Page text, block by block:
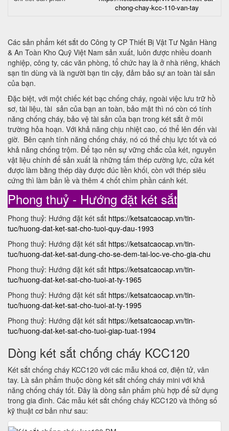
chong-chay-kcc-110-van-tay
Các sản phẩm két sắt do Công ty CP Thiết Bị Vật Tư Ngân Hàng
& An Toàn Kho Quỹ Việt Nam sản xuất, luôn được nhiều doanh
nghiệp, công ty, các văn phòng, tổ chức hay là ở nhà riêng, khách
sạn tin dùng và là người bạn tin cậy, đảm bảo sự an toàn tài sản
của bạn.
Đặc biệt, với một chiếc két bạc chống cháy, ngoài việc lưu trữ hồ
sơ, tài liệu, tài sản của bạn an toàn, bảo mật thì nó còn có tính
năng chống cháy, bảo vệ tài sản của bạn trong két sắt ở môi
trường hỏa hoạn. Với khả năng chịu nhiệt cao, có thể lên đến vài
giờ. Bên cạnh tính năng chống cháy, nó có thể chịu lực tốt và có
khả năng chống trộm. Để tạo nên sự vững chắc của két, nguyên
vật liệu chính để sản xuất là những tấm thép cường lực, cửa két
được làm bằng thép dày được đúc liền khối, còn với thép siêu
cứng thì làm bản lề và thêm 4 chốt chìm phần cánh két.
Phong thuỷ - Hướng đặt két sắt
Phong thuỷ: Hướng đặt két sắt https://ketsatcaocap.vn/tin-
tuc/huong-dat-ket-sat-cho-tuoi-quy-dau-1993
Phong thuỷ: Hướng đặt két sắt https://ketsatcaocap.vn/tin-
tuc/huong-dat-ket-sat-dung-cho-se-dem-tai-loc-ve-cho-gia-chu
Phong thuỷ: Hướng đặt két sắt https://ketsatcaocap.vn/tin-
tuc/huong-dat-ket-sat-cho-tuoi-at-ty-1965
Phong thuỷ: Hướng đặt két sắt https://ketsatcaocap.vn/tin-
tuc/huong-dat-ket-sat-cho-tuoi-at-ty-1995
Phong thuỷ: Hướng đặt két sắt https://ketsatcaocap.vn/tin-
tuc/huong-dat-ket-sat-cho-tuoi-giap-tuat-1994
Dòng két sắt chống cháy KCC120
Két sắt chống cháy KCC120 với các mẫu khoá cơ, điện tử, vân
tay. Là sản phẩm thuộc dòng két sắt chống cháy mini với khả
năng chống cháy tốt. Đây là dòng sản phẩm phù hợp để sử dụng
trong gia đình. Các mẫu két sắt chống cháy KCC120 và thông số
kỹ thuật cơ bản như sau: